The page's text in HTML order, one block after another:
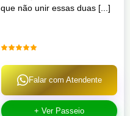
que não unir essas duas [...]
Falar com Atendente
+ Ver Passeio